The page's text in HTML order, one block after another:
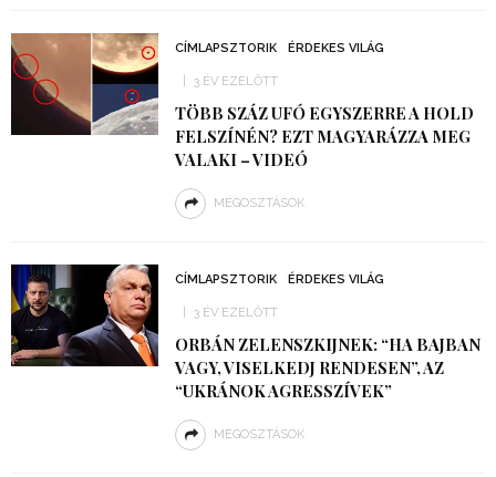
CÍMLAPSZTORIK ÉRDEKES VILÁG
3 ÉV EZELŐTT
TÖBB SZÁZ UFÓ EGYSZERRE A HOLD
FELSZÍNÉN? EZT MAGYARÁZZA MEG
VALAKI – VIDEÓ
MEGOSZTÁSOK
CÍMLAPSZTORIK ÉRDEKES VILÁG
3 ÉV EZELŐTT
ORBÁN ZELENSZKIJNEK: “HA BAJBAN
VAGY, VISELKEDJ RENDESEN”, AZ
“UKRÁNOK AGRESSZÍVEK”
MEGOSZTÁSOK